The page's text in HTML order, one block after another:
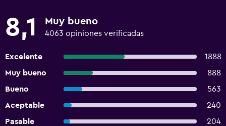
8,1 Muy bueno
4063 opiniones verificadas
Excelente
1888
Muy bueno
888
Bueno
563
Aceptable
240
Pasable
204